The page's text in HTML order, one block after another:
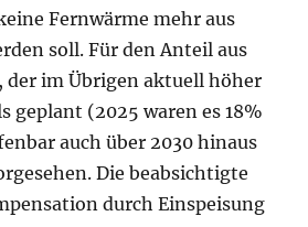
Fernwärme mehr aus
soll. Für den Anteil aus
der im Übrigen aktuell höher
geplant (2025 waren es 18%
auch über 2030 hinaus
Die beabsichtigte
durch Einspeisung